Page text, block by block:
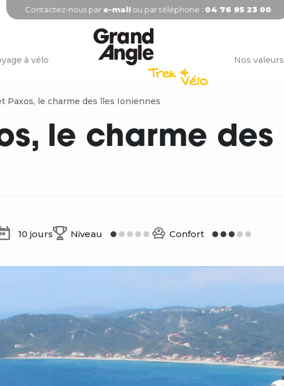
Contactez-nous par e-mailou par téléphone : 04 76 95 23 00
à vélo Nos valeurs
Paxos, le charme des îles Ioniennes
le charme des
10 jours Niveau Confort